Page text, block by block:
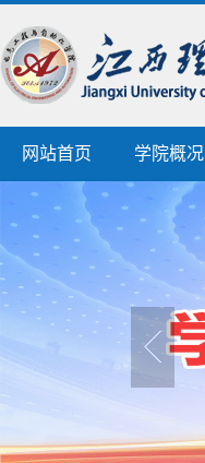
网站首页 学院概况